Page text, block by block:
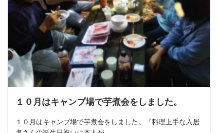
１０月はキャンプ場で芋煮会をしました。
１０月はキャンプ場で芋煮会をしました。『料理上手な入居